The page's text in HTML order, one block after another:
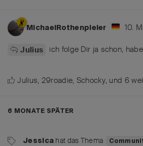
MichaelRothenpieler 10.
Julius
ich folge Dir ja schon,
Julius, 29roadie, Schocky, und 6
6 MONATE SPÄTER
Jessica hat das Thema